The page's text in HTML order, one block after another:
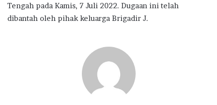
Tengah pada Kamis, 7 Juli 2022. Dugaan ini telah
dibantah oleh pihak keluarga Brigadir J.